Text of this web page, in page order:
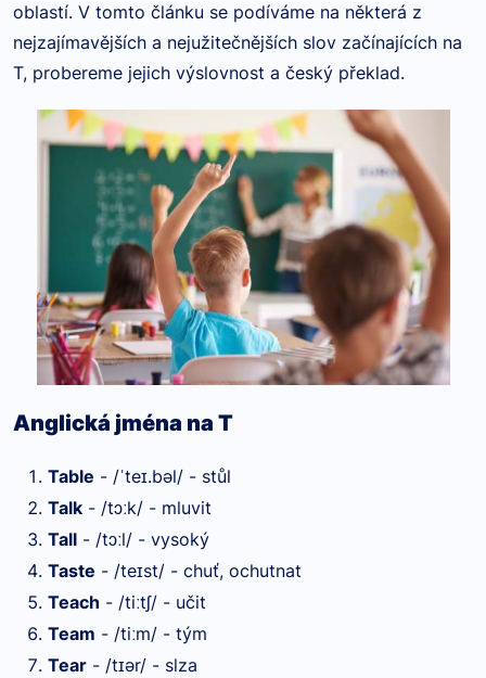
oblastí. V tomto článku se podíváme na některá z
nejzajímavějších a nejužitečnějších slov začínajících na
T, probereme jejich výslovnost a český překlad.
Anglická jména na T
Table - /ˈteɪ.bəl/ - stůl
Talk - /tɔːk/ - mluvit
Tall - /tɔːl/ - vysoký
Taste - /teɪst/ - chuť, ochutnat
Teach - /tiːtʃ/ - učit
Team - /tiːm/ - tým
Tear - /tɪər/ - slza